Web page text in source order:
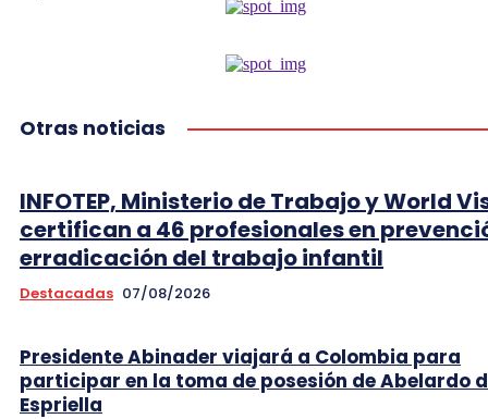
Otras noticias
INFOTEP, Ministerio de Trabajo y World
certifican a 46 profesionales en
erradicación del trabajo infantil
Destacadas 07/08/2026
Presidente Abinader viajará a Colombia para
participar en la toma de posesión de Abelardo
Espriella